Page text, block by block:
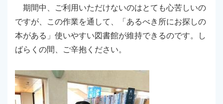
期間中、ご利用いただけないのはとても心苦しいの
ですが、この作業を通して、「あるべき所にお探しの
本がある」使いやすい図書館が維持できるのです。し
ばらくの間、ご辛抱ください。